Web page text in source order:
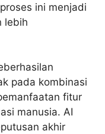
ini menjadi
lebih
pada kombinasi
fitur
manusia. AI
akhir